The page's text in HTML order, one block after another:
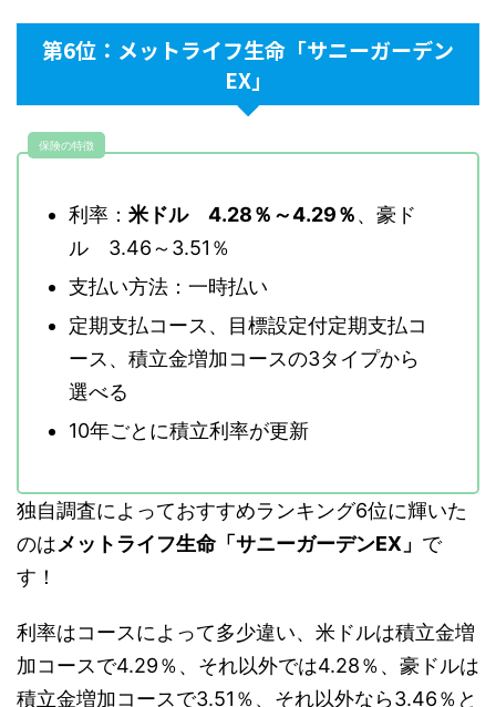
第6位：メットライフ生命「サニーガーデン
EX」
保険の特徴
利率： 米ドル 4.28％～4.29％、豪ド
ル 3.46～3.51％
支払い方法：一時払い
定期支払コース、目標設定付定期支払コ
ース、積立金増加コースの3タイプから
選べる
10年ごとに積立利率が更新
独自調査によっておすすめランキング6位に輝いた
のはメットライフ生命「サニーガーデンEX」 で
す！
利率はコースによって多少違い、米ドルは積立金増
加コースで4.29％、それ以外では4.28％、豪ドルは
積立金増加コースで3.51％、それ以外なら3.46％と